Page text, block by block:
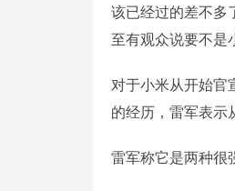
该已经过的差不多
至有观众说要不是
对于小米从开始官
的经历，雷军表示
雷军称它是两种很